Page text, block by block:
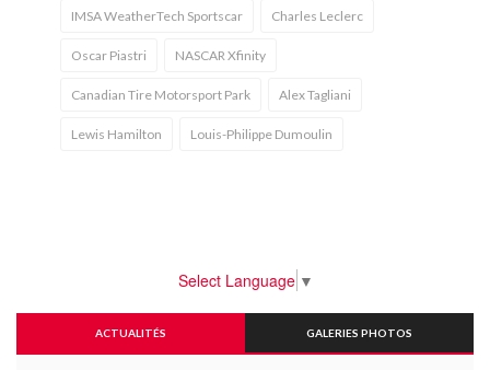
IMSA WeatherTech Sportscar Charles Leclerc
Oscar Piastri NASCAR Xfinity
Canadian Tire Motorsport Park Alex Tagliani
Lewis Hamilton Louis-Philippe Dumoulin
Select Language ▼
ACTUALITÉS GALERIES PHOTOS